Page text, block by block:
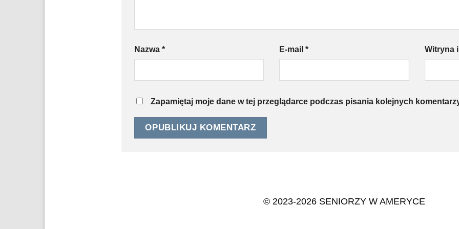
Nazwa * E-mail* Witryna
Zapamiętaj moje dane w tej przeglądarce podczas pisania kolejnych
© 2023-2026 SENIORZY W AMERYCE